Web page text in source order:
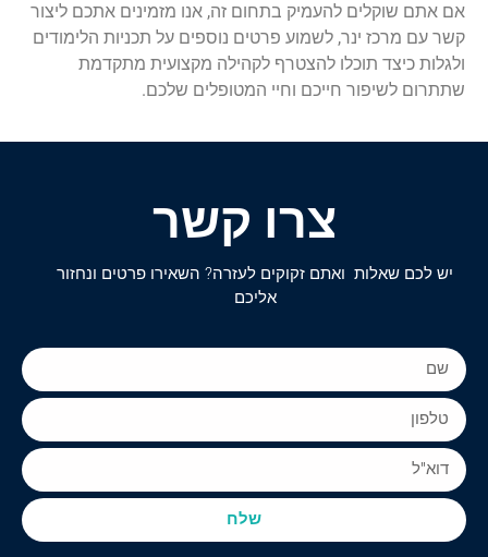
אם אתם שוקלים להעמיק בתחום זה, אנו מזמינים אתכם ליצור
קשר עם מרכז ינר, לשמוע פרטים נוספים על תכניות הלימודים
ולגלות כיצד תוכלו להצטרף לקהילה מקצועית מתקדמת
שתתרום לשיפור חייכם וחיי המטופלים שלכם.
צרו קשר
יש לכם שאלות ואתם זקוקים לעזרה? השאירו פרטים ונחזור
אליכם
שלח